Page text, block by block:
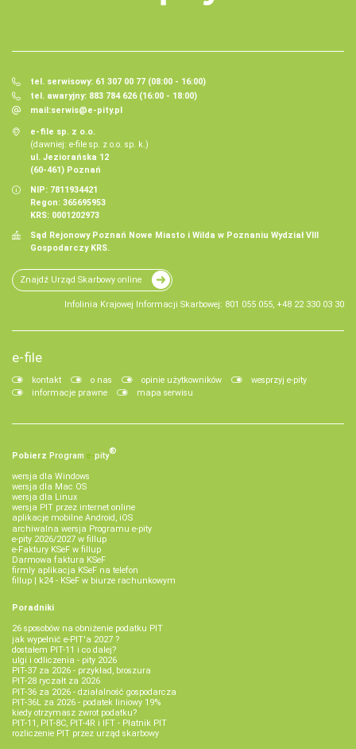
tel. serwisowy: 61 307 00 77 (08:00 - 16:00)
tel. awaryjny: 883 784 626 (16:00 - 18:00)
mail:serwis@e-pity.pl
e-file sp. z o.o.
(dawniej: e-file sp. z o.o. sp. k.)
ul. Jeziorańska 12
(60-461) Poznań
NIP: 7811934421
Regon: 365695953
KRS: 0001202973
Sąd Rejonowy Poznań Nowe Miasto i Wilda w Poznaniu Wydział VIII
Gospodarczy KRS.
Znajdź Urząd Skarbowy online
Infolinia Krajowej Informacji Skarbowej: 801 055 055, +48 22 330 03 30
e-file
kontakt o nas opinie użytkowników
wesprzyj e-pity
informacje prawne
mapa serwisu
Pobierz Program e‑pity®
wersja dla Windows
wersja dla Mac OS
wersja dla Linux
wersja PIT przez internet online
aplikacje mobilne Android, iOS
archiwalna wersja Programu e-pity
e-pity 2026/2027 w fillup
e‑Faktury KSeF w fillup
Darmowa faktura KSeF
firmly aplikacja KSeF na telefon
fillup | k24 - KSeF w biurze rachunkowym
Poradniki
26 sposobów na obniżenie podatku PIT
jak wypełnić e-PIT'a 2027 ?
dostałem PIT-11 i co dalej?
ulgi i odliczenia - pity 2026
PIT-37 za 2026 - przykład, broszura
PIT-28 ryczałt za 2026
PIT-36 za 2026 - działalność gospodarcza
PIT-36L za 2026 - podatek liniowy 19%
kiedy otrzymasz zwrot podatku?
PIT-11, PIT-8C, PIT-4R i IFT - Płatnik PIT
rozliczenie PIT przez urząd skarbowy